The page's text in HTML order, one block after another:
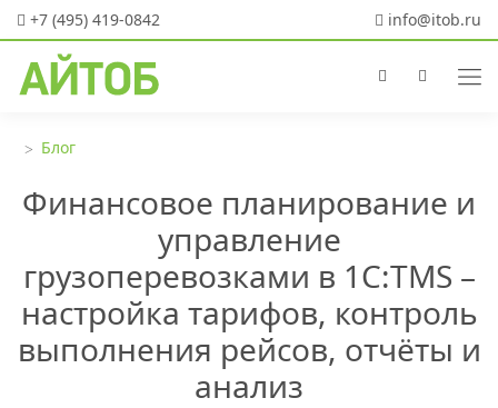
+7 (495) 419-0842 info@itob.ru
Блог
Финансовое планирование и
управление
грузоперевозками в 1С:TMS –
настройка тарифов, контроль
выполнения рейсов, отчёты и
анализ